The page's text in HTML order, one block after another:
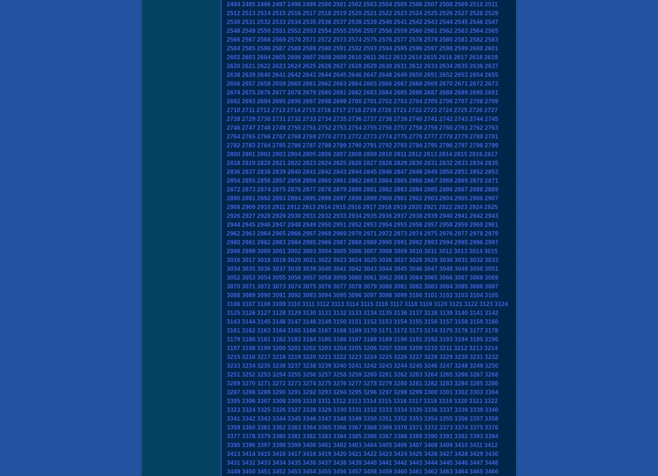
2494 2495 2496 2497 2498 2499 2500 2501 2502 2503 2504 2505 2506 2507 2508 2509 2510 2511
2512 2513 2514 2515 2516 2517 2518 2519 2520 2521 2522 2523 2524 2525 2526 2527 2528 2529
2530 2531 2532 2533 2534 2535 2536 2537 2538 2539 2540 2541 2542 2543 2544 2545 2546 2547
2548 2549 2550 2551 2552 2553 2554 2555 2556 2557 2558 2559 2560 2561 2562 2563 2564 2565
2566 2567 2568 2569 2570 2571 2572 2573 2574 2575 2576 2577 2578 2579 2580 2581 2582 2583
2584 2585 2586 2587 2588 2589 2590 2591 2592 2593 2594 2595 2596 2597 2598 2599 2600 2601
2602 2603 2604 2605 2606 2607 2608 2609 2610 2611 2612 2613 2614 2615 2616 2617 2618 2619
2620 2621 2622 2623 2624 2625 2626 2627 2628 2629 2630 2631 2632 2633 2634 2635 2636 2637
2638 2639 2640 2641 2642 2643 2644 2645 2646 2647 2648 2649 2650 2651 2652 2653 2654 2655
2656 2657 2658 2659 2660 2661 2662 2663 2664 2665 2666 2667 2668 2669 2670 2671 2672 2673
2674 2675 2676 2677 2678 2679 2680 2681 2682 2683 2684 2685 2686 2687 2688 2689 2690 2691
2692 2693 2694 2695 2696 2697 2698 2699 2700 2701 2702 2703 2704 2705 2706 2707 2708 2709
2710 2711 2712 2713 2714 2715 2716 2717 2718 2719 2720 2721 2722 2723 2724 2725 2726 2727
2728 2729 2730 2731 2732 2733 2734 2735 2736 2737 2738 2739 2740 2741 2742 2743 2744 2745
2746 2747 2748 2749 2750 2751 2752 2753 2754 2755 2756 2757 2758 2759 2760 2761 2762 2763
2764 2765 2766 2767 2768 2769 2770 2771 2772 2773 2774 2775 2776 2777 2778 2779 2780 2781
2782 2783 2784 2785 2786 2787 2788 2789 2790 2791 2792 2793 2794 2795 2796 2797 2798 2799
2800 2801 2802 2803 2804 2805 2806 2807 2808 2809 2810 2811 2812 2813 2814 2815 2816 2817
2818 2819 2820 2821 2822 2823 2824 2825 2826 2827 2828 2829 2830 2831 2832 2833 2834 2835
2836 2837 2838 2839 2840 2841 2842 2843 2844 2845 2846 2847 2848 2849 2850 2851 2852 2853
2854 2855 2856 2857 2858 2859 2860 2861 2862 2863 2864 2865 2866 2867 2868 2869 2870 2871
2872 2873 2874 2875 2876 2877 2878 2879 2880 2881 2882 2883 2884 2885 2886 2887 2888 2889
2890 2891 2892 2893 2894 2895 2896 2897 2898 2899 2900 2901 2902 2903 2904 2905 2906 2907
2908 2909 2910 2911 2912 2913 2914 2915 2916 2917 2918 2919 2920 2921 2922 2923 2924 2925
2926 2927 2928 2929 2930 2931 2932 2933 2934 2935 2936 2937 2938 2939 2940 2941 2942 2943
2944 2945 2946 2947 2948 2949 2950 2951 2952 2953 2954 2955 2956 2957 2958 2959 2960 2961
2962 2963 2964 2965 2966 2967 2968 2969 2970 2971 2972 2973 2974 2975 2976 2977 2978 2979
2980 2981 2982 2983 2984 2985 2986 2987 2988 2989 2990 2991 2992 2993 2994 2995 2996 2997
2998 2999 3000 3001 3002 3003 3004 3005 3006 3007 3008 3009 3010 3011 3012 3013 3014 3015
3016 3017 3018 3019 3020 3021 3022 3023 3024 3025 3026 3027 3028 3029 3030 3031 3032 3033
3034 3035 3036 3037 3038 3039 3040 3041 3042 3043 3044 3045 3046 3047 3048 3049 3050 3051
3052 3053 3054 3055 3056 3057 3058 3059 3060 3061 3062 3063 3064 3065 3066 3067 3068 3069
3070 3071 3072 3073 3074 3075 3076 3077 3078 3079 3080 3081 3082 3083 3084 3085 3086 3087
3088 3089 3090 3091 3092 3093 3094 3095 3096 3097 3098 3099 3100 3101 3102 3103 3104 3105
3106 3107 3108 3109 3110 3111 3112 3113 3114 3115 3116 3117 3118 3119 3120 3121 3122 3123 3124
3125 3126 3127 3128 3129 3130 3131 3132 3133 3134 3135 3136 3137 3138 3139 3140 3141 3142
3143 3144 3145 3146 3147 3148 3149 3150 3151 3152 3153 3154 3155 3156 3157 3158 3159 3160
3161 3162 3163 3164 3165 3166 3167 3168 3169 3170 3171 3172 3173 3174 3175 3176 3177 3178
3179 3180 3181 3182 3183 3184 3185 3186 3187 3188 3189 3190 3191 3192 3193 3194 3195 3196
3197 3198 3199 3200 3201 3202 3203 3204 3205 3206 3207 3208 3209 3210 3211 3212 3213 3214
3215 3216 3217 3218 3219 3220 3221 3222 3223 3224 3225 3226 3227 3228 3229 3230 3231 3232
3233 3234 3235 3236 3237 3238 3239 3240 3241 3242 3243 3244 3245 3246 3247 3248 3249 3250
3251 3252 3253 3254 3255 3256 3257 3258 3259 3260 3261 3262 3263 3264 3265 3266 3267 3268
3269 3270 3271 3272 3273 3274 3275 3276 3277 3278 3279 3280 3281 3282 3283 3284 3285 3286
3287 3288 3289 3290 3291 3292 3293 3294 3295 3296 3297 3298 3299 3300 3301 3302 3303 3304
3305 3306 3307 3308 3309 3310 3311 3312 3313 3314 3315 3316 3317 3318 3319 3320 3321 3322
3323 3324 3325 3326 3327 3328 3329 3330 3331 3332 3333 3334 3335 3336 3337 3338 3339 3340
3341 3342 3343 3344 3345 3346 3347 3348 3349 3350 3351 3352 3353 3354 3355 3356 3357 3358
3359 3360 3361 3362 3363 3364 3365 3366 3367 3368 3369 3370 3371 3372 3373 3374 3375 3376
3377 3378 3379 3380 3381 3382 3383 3384 3385 3386 3387 3388 3389 3390 3391 3392 3393 3394
3395 3396 3397 3398 3399 3400 3401 3402 3403 3404 3405 3406 3407 3408 3409 3410 3411 3412
3413 3414 3415 3416 3417 3418 3419 3420 3421 3422 3423 3424 3425 3426 3427 3428 3429 3430
3431 3432 3433 3434 3435 3436 3437 3438 3439 3440 3441 3442 3443 3444 3445 3446 3447 3448
3449 3450 3451 3452 3453 3454 3455 3456 3457 3458 3459 3460 3461 3462 3463 3464 3465 3466